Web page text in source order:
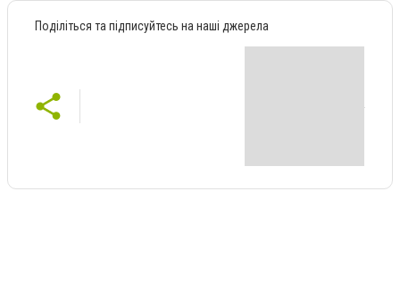
Поділіться та підписуйтесь на наші джерела